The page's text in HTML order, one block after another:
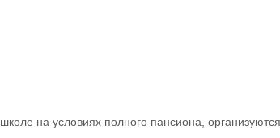
на условиях полного пансиона, организуются